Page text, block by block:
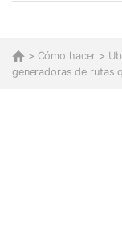
> Cómo hacer >
generadoras de rutas